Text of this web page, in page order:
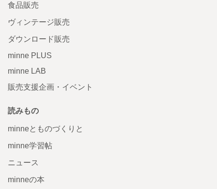
食品販売
ヴィンテージ販売
ダウンロード販売
minne PLUS
minne LAB
販売支援企画・イベント
読みもの
minneとものづくりと
minne学習帖
ニュース
minneの本